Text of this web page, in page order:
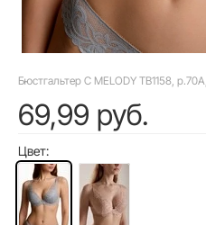
Бюстгальтер C MELODY TB1158,
69,99 руб.
Цвет: